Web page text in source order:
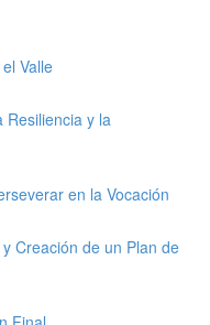
Valle
Resiliencia y la
en la Vocación
Creación de un Plan de